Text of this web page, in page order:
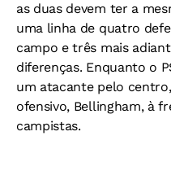
as duas devem ter a
uma linha de quatro
campo e três mais
diferenças. Enquanto o
um atacante pelo
ofensivo, Bellingham, à
campistas.